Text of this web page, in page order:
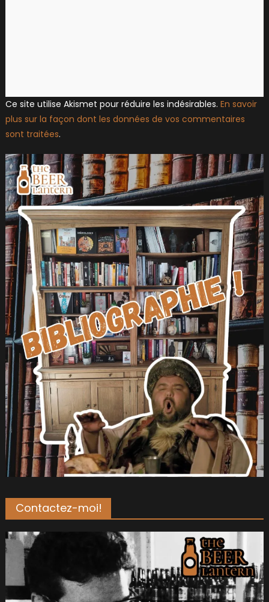
Ce site utilise Akismet pour réduire les indésirables. En savoir
plus sur la façon dont les données de vos commentaires
sont traitées.
Contactez-moi!